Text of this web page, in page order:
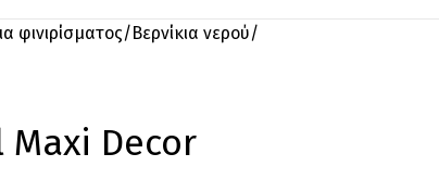
φινιρίσματος Βερνίκια νερού
Maxi Decor